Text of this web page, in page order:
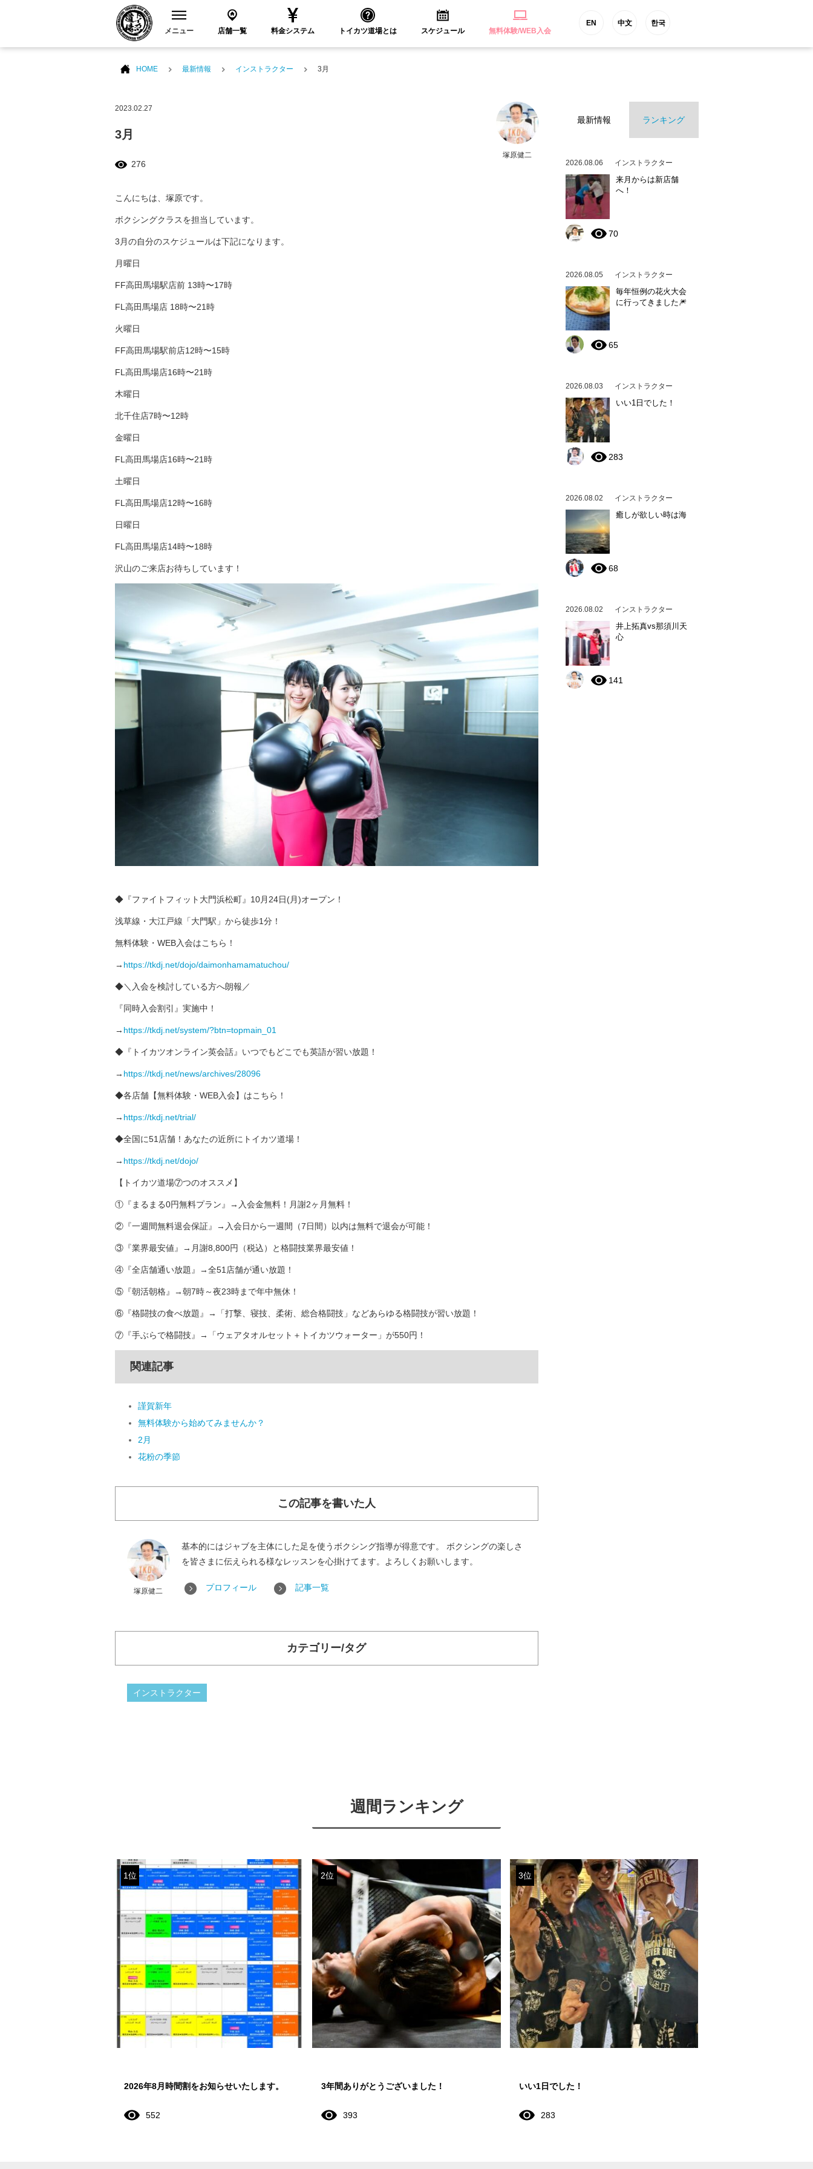
メニュー 店舗一覧 料金システム トイカツ道場とは スケジュール 無料体験/WEB入会
EN 中文 한국
HOME 最新情報 インストラクター 3月
塚原健二
2023.02.27
3月
276
こんにちは、塚原です。
ボクシングクラスを担当しています。
3月の自分のスケジュールは下記になります。
月曜日
FF高田馬場駅店前 13時〜17時
FL高田馬場店 18時〜21時
火曜日
FF高田馬場駅前店12時〜15時
FL高田馬場店16時〜21時
木曜日
北千住店7時〜12時
金曜日
FL高田馬場店16時〜21時
土曜日
FL高田馬場店12時〜16時
日曜日
FL高田馬場店14時〜18時
沢山のご来店お待ちしています！
◆『ファイトフィット大門浜松町』10月24日(月)オープン！
浅草線・大江戸線「大門駅」から徒歩1分！
無料体験・WEB入会はこちら！
→ https://tkdj.net/dojo/daimonhamamatuchou/
◆＼入会を検討している方へ朗報／
『同時入会割引』実施中！
→ https://tkdj.net/system/?btn=topmain_01
◆『トイカツオンライン英会話』いつでもどこでも英語が習い放題！
→ https://tkdj.net/news/archives/28096
◆各店舗【無料体験・WEB入会】はこちら！
→ https://tkdj.net/trial/
◆全国に51店舗！あなたの近所にトイカツ道場！
→ https://tkdj.net/dojo/
【トイカツ道場⑦つのオススメ】
①『まるまる0円無料プラン』→入会金無料！月謝2ヶ月無料！
②『一週間無料退会保証』→入会日から一週間（7日間）以内は無料で退会が可能！
③『業界最安値』→月謝8,800円（税込）と格闘技業界最安値！
④『全店舗通い放題』→全51店舗が通い放題！
⑤『朝活朝格』→朝7時～夜23時まで年中無休！
⑥『格闘技の食べ放題』→「打撃、寝技、柔術、総合格闘技」などあらゆる格闘技が習い放題！
⑦『手ぶらで格闘技』→「ウェアタオルセット＋トイカツウォーター」が550円！
関連記事
謹賀新年
無料体験から始めてみませんか？
2月
花粉の季節
この記事を書いた人
塚原健二
基本的にはジャブを主体にした足を使うボクシング指導が得意です。 ボクシングの楽しさ
を皆さまに伝えられる様なレッスンを心掛けてます。よろしくお願いします。
プロフィール 記事一覧
カテゴリー/タグ
インストラクター
最新情報 ランキング
2026.08.06 インストラクター
来月からは新店舗
へ！
70
2026.08.05 インストラクター
毎年恒例の花火大会
に行ってきました🎆
65
2026.08.03 インストラクター
いい1日でした！
283
2026.08.02 インストラクター
癒しが欲しい時は海
68
2026.08.02 インストラクター
井上拓真vs那須川天
心
141
週間ランキング
1位
2026年8月時間割をお知らせいたします。
552
2位
3年間ありがとうございました！
393
3位
いい1日でした！
283